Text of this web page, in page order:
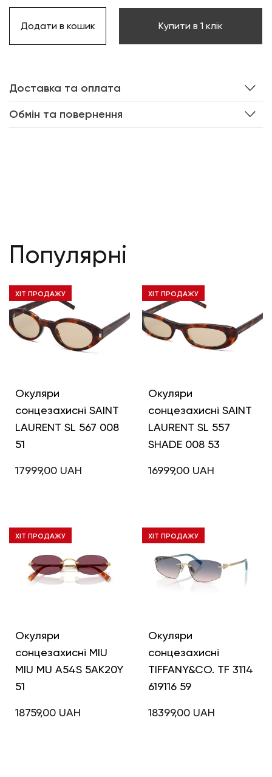
Додати в кошик Купити в 1 клік
Доставка та оплата
Обмін та повернення
Популярні
ХІТ ПРОДАЖУ
Окуляри
сонцезахисні SAINT
LAURENT SL 567 008
51
17999,00 UAH
ХІТ ПРОДАЖУ
Окуляри
сонцезахисні SAINT
LAURENT SL 557
SHADE 008 53
16999,00 UAH
ХІТ ПРОДАЖУ
Окуляри
сонцезахисні MIU
MIU MU A54S 5AK20Y
51
18759,00 UAH
ХІТ ПРОДАЖУ
Окуляри
сонцезахисні
TIFFANY&CO. TF 3114
619116 59
18399,00 UAH